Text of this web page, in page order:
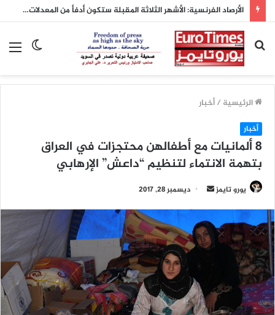
الأرصاد الفرنسية: الأشهر الثلاثة المقبلة ستكون أدفأ من المعدلات الطبيعية
الوضع
بحث
عن
الرئيسية /أخبار
أخبار
8 ألمانيات مع أطفالهن محتجزات في العراق
بتهمة الانتماء لتنظيم “داعش” الإرهابي
يورو تايمز
س
ل
ب
د
ا
ديسمبر 28, 2017